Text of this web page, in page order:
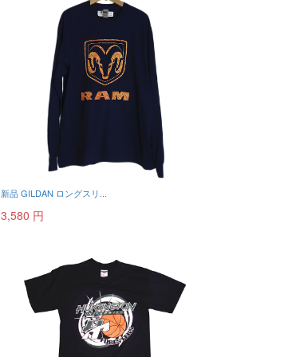
新品 GILDAN ロングスリ...
3,580 円